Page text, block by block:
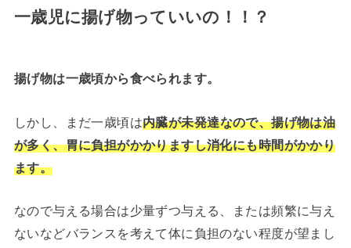
一歳児に揚げ物っていいの！！？
揚げ物は一歳頃から食べられます。
しかし、まだ一歳頃は内臓が未発達なので、揚げ物は油
が多く、胃に負担がかかりますし消化にも時間がかかり
ます。
なので与える場合は少量ずつ与える、または頻繁に与え
ないなどバランスを考えて体に負担のない程度が望まし